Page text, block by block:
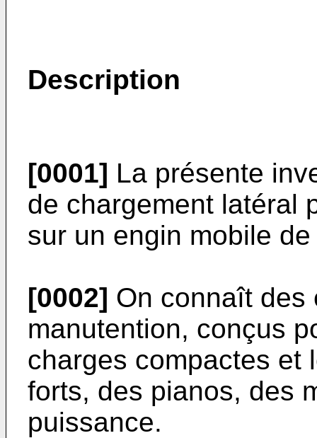
Description
[0001] La présente
de chargement latéral
sur un engin mobile
[0002] On connaît des
manutention, conçus
charges compactes et
forts, des pianos, des
puissance.